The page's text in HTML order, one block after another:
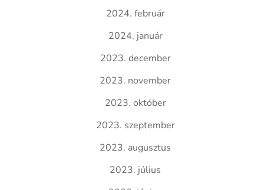
2024. február
2024. január
2023. december
2023. november
2023. október
2023. szeptember
2023. augusztus
2023. július